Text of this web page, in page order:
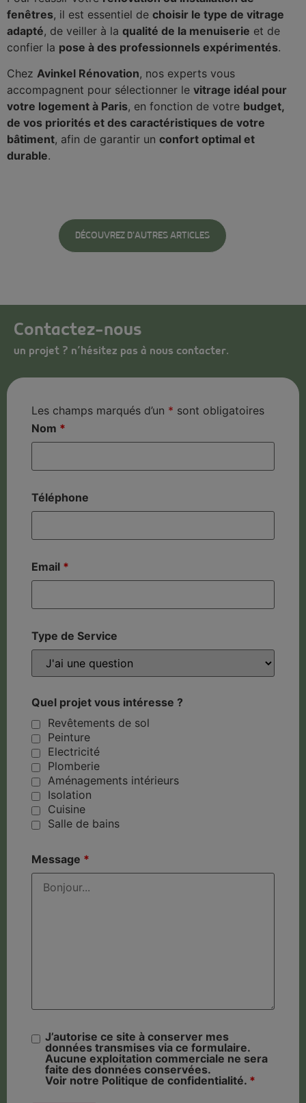
fenêtres, il est essentiel de choisir le type de vitrage
adapté, de veiller à la qualité de la menuiserie et de
confier la pose à des professionnels expérimentés.
Chez Avinkel Rénovation, nos experts vous
accompagnent pour sélectionner le vitrage idéal pour
votre logement à Paris, en fonction de votre budget,
de vos priorités et des caractéristiques de votre
bâtiment, afin de garantir un confort optimal et
durable.
DÉCOUVREZ D'AUTRES ARTICLES
Contactez-nous
un projet ? n’hésitez pas à nous contacter.
Les champs marqués d’un * sont obligatoires
Nom *
Téléphone
Email *
Type de Service
Quel projet vous intéresse ?
Revêtements de sol
Peinture
Electricité
Plomberie
Aménagements intérieurs
Isolation
Cuisine
Salle de bains
Message *
J’autorise ce site à conserver mes
données transmises via ce formulaire.
Aucune exploitation commerciale ne sera
faite des données conservées.
Voir notre Politique de confidentialité. *